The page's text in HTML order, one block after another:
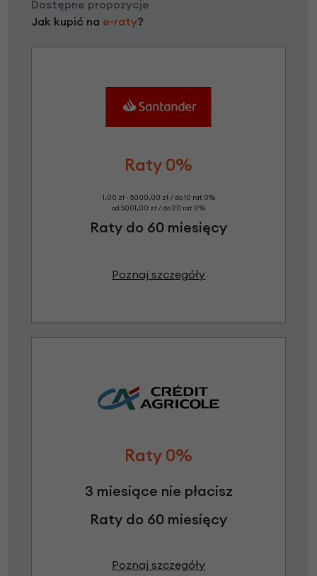
Dostępne propozycje
Jak kupić na e-raty?
Raty 0%
1,00 zł - 5000,00 zł / do 10 rat 0%
od 5001,00 zł / do 20 rat 0%
Raty do 60 miesięcy
Poznaj szczegóły
Raty 0%
3 miesiące nie płacisz
Raty do 60 miesięcy
Poznaj szczegóły